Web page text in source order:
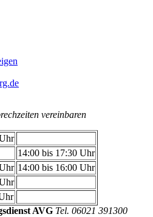
vereinbaren
14:00 bis 17:30 Uhr
14:00 bis 16:00 Uhr
AVG Tel. 06021 391300